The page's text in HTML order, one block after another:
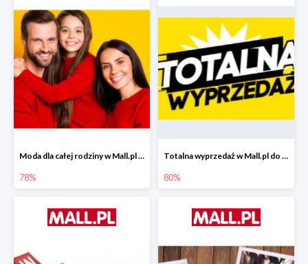
Moda dla całej rodziny w Mall.pl do -78%
78%
Totalna wyprzedaż w Mall.pl do -80%
80%